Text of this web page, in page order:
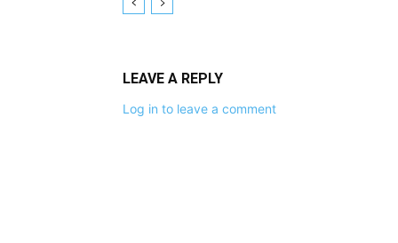
LEAVE A REPLY
Log in to leave a comment